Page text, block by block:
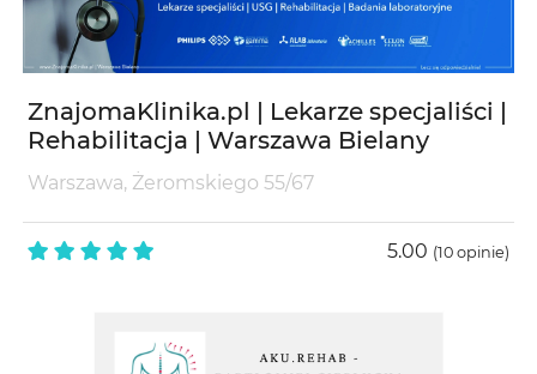
ZnajomaKlinika.pl | Lekarze specjaliści |
Rehabilitacja | Warszawa Bielany
Warszawa, Żeromskiego 55/67
5.00 (10 opinie)